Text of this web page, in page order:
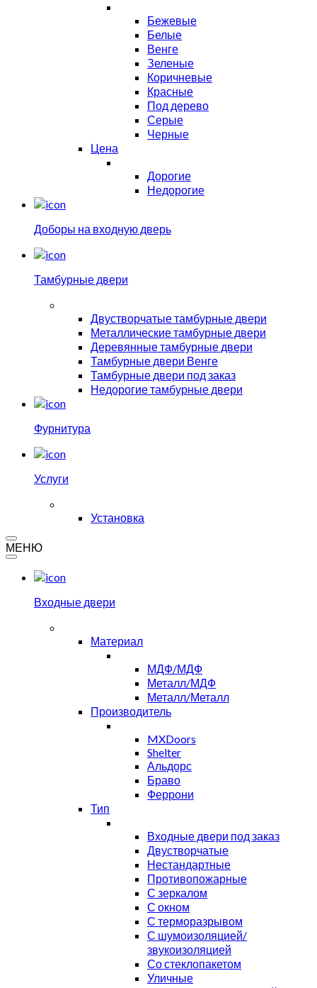
Бежевые
Белые
Венге
Зеленые
Коричневые
Красные
Под дерево
Серые
Черные
Цена
Дорогие
Недорогие
Доборы на входную дверь
Тамбурные двери
Двустворчатые тамбурные двери
Металлические тамбурные двери
Деревянные тамбурные двери
Тамбурные двери Венге
Тамбурные двери под заказ
Недорогие тамбурные двери
Фурнитура
Услуги
Установка
МЕНЮ
Входные двери
Материал
МДФ/МДФ
Металл/МДФ
Металл/Металл
Производитель
MXDoors
Shelter
Альдорс
Браво
Феррони
Тип
Входные двери под заказ
Двустворчатые
Нестандартные
Противопожарные
С зеркалом
С окном
С терморазрывом
С шумоизоляцией/
звукоизоляцией
Со стеклопакетом
Уличные